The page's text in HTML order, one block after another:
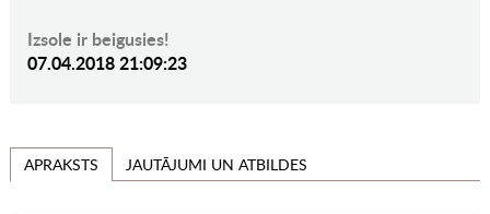
Izsole ir beigusies!
07.04.2018 21:09:23
APRAKSTS JAUTĀJUMI UN ATBILDES